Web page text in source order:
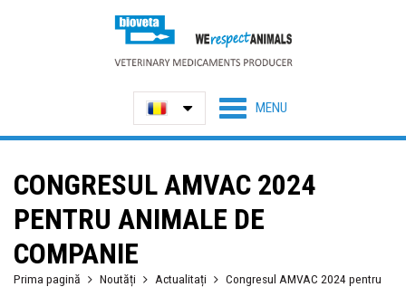
CONGRESUL AMVAC 2024
PENTRU ANIMALE DE
COMPANIE
Prima pagină Noutăți Actualitați
Congresul AMVAC 2024 pentru